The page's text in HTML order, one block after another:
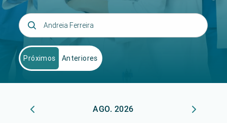
Próximos Anteriores
AGO. 2026